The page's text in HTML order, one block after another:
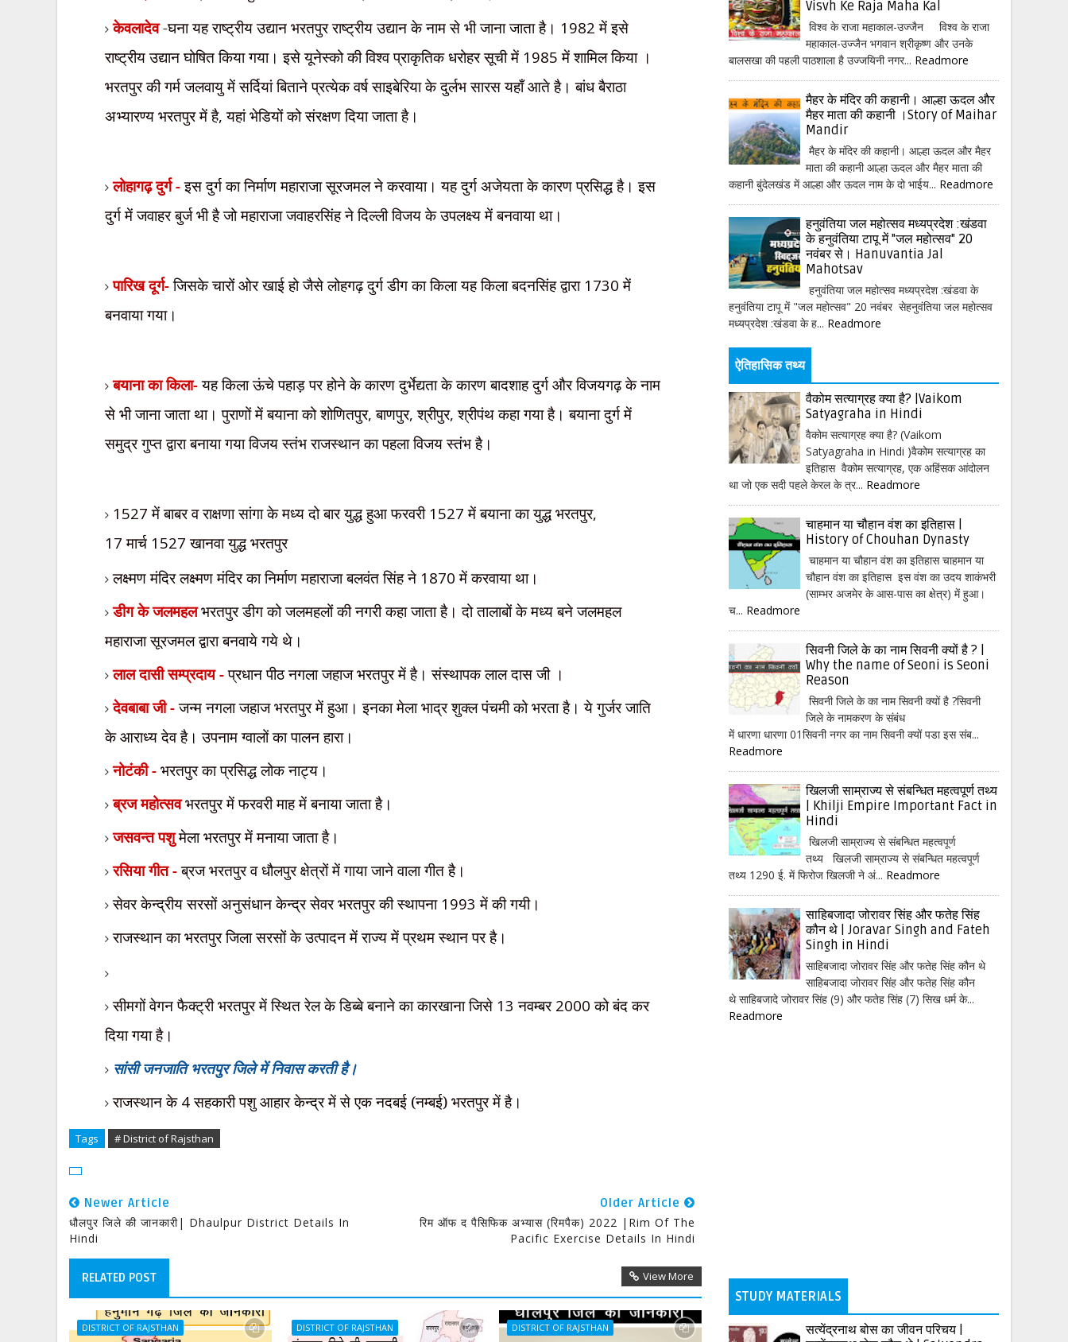
केवलादेव-घना यह राष्ट्रीय उद्यान भरतपुर राष्ट्रीय उद्यान के नाम से भी जाना जाता है। 1982 में इसे
राष्ट्रीय उद्यान घोषित किया गया। इसे यूनेस्को की विश्व प्राकृतिक धरोहर सूची में 1985 में शामिल किया ।
भरतपुर की गर्म जलवायु मेंसर्दियां बिताने प्रत्येक वर्ष साइबेरिया के दुर्लभ सारस यहाँ आते है। बांध बैराठा
अभ्यारण्य भरतपुर में है,यहां भेडियों को संरक्षण दिया जाता है।
लोहागढ़ दुर्ग -इस दुर्ग का निर्माण महाराजा सूरजमल ने करवाया। यह दुर्ग अजेयता के कारण प्रसिद्ध है। इस
दुर्ग में जवाहर बुर्ज भी है जो महाराजा जवाहरसिंह ने दिल्ली विजय के उपलक्ष्य में बनवाया था।
पारिख दूर्ग-जिसके चारों ओर खाई हो जैसे लोहगढ़ दुर्ग डीग का किला यह किला बदनसिंह द्वारा 1730 में
बनवाया गया।
बयाना का किला-यह किला ऊंचे पहाड़ पर होने के कारण दुर्भेद्यता के कारण बादशाह दुर्ग और विजयगढ़ के नाम
से भी जाना जाता था। पुराणों में बयाना को शोणितपुर,बाणपुर,श्रीपुर,श्रीपंथ कहा गया है। बयाना दुर्ग में
समुद्र गुप्त द्वाराबनाया गया विजय स्तंभ राजस्थान का पहला विजय स्तंभ है।
1527 में बाबर व राक्षणा सांगा के मध्य दो बार युद्ध हुआ फरवरी 1527 में बयाना का युद्ध भरतपुर,
17 मार्च 1527खानवा युद्ध भरतपुर
लक्ष्मण मंदिर लक्ष्मण मंदिर का निर्माण महाराजा बलवंत सिंह ने 1870 में करवाया था।
डीग के जलमहलभरतपुर डीग को जलमहलों की नगरी कहा जाता है। दो तालाबों के मध्य बने जलमहल
महाराजासूरजमल द्वारा बनवाये गये थे।
लाल दासी सम्प्रदाय -प्रधान पीठ नगला जहाज भरतपुर में है। संस्थापक लाल दास जी ।
देवबाबा जी -जन्म नगला जहाज भरतपुर में हुआ। इनका मेला भाद्र शुक्ल पंचमी को भरता है। ये गुर्जर जाति
केआराध्य देव है। उपनाम ग्वालों का पालन हारा।
नोटंकी - भरतपुर का प्रसिद्ध लोक नाट्य।
ब्रज महोत्सवभरतपुर में फरवरी माह में बनाया जाता है।
जसवन्त पशुमेला भरतपुर में मनाया जाता है।
रसिया गीत -ब्रज भरतपुर व धौलपुर क्षेत्रों में गाया जाने वाला गीत है।
सेवर केन्द्रीय सरसों अनुसंधान केन्द्र सेवर भरतपुर की स्थापना 1993 में की गयी।
राजस्थान का भरतपुर जिला सरसों के उत्पादन में राज्य में प्रथम स्थान पर है।
सीमगों वेगन फैक्ट्री भरतपुर में स्थित रेल के डिब्बे बनाने का कारखाना जिसे 13 नवम्बर 2000 को बंद कर
दिया गयाहै।
सांसी जनजाति भरतपुर जिले में निवास करती है।
राजस्थान के 4सहकारी पशु आहार केन्द्र में से एक नदबई (नम्बई) भरतपुर में है।
Tags # District of Rajsthan
Newer Article
धौलपुर जिले की जानकारी| Dhaulpur District Details In
Hindi
Older Article
रिम ऑफ द पैसिफिक अभ्यास (रिमपैक) 2022 |Rim Of The
Pacific Exercise Details In Hindi
RELATED POST View More
DISTRICT OF RAJSTHAN DISTRICT OF RAJSTHAN DISTRICT OF RAJSTHAN
Visvh Ke Raja Maha Kal
विश्व के राजा महाकाल-उज्जैन विश्व के राजा
महाकाल-उज्जैन भगवान श्रीकृष्ण और उनके
बालसखा की पहली पाठशाला है उज्जयिनी नगर... Readmore
मैहर के मंदिर की कहानी। आल्हा ऊदल और
मैहर माता की कहानी ।Story of Maihar
Mandir
मैहर के मंदिर की कहानी। आल्हा ऊदल और मैहर
माता की कहानी आल्हा ऊदल और मैहर माता की
कहानी बुंदेलखंड में आल्हा और ऊदल नाम के दो भाईय... Readmore
हनुवंतिया जल महोत्सव मध्यप्रदेश :खंडवा
के हनुवंतिया टापू में "जल महोत्सव" 20
नवंबर से। Hanuvantia Jal
Mahotsav
हनुवंतिया जल महोत्सव मध्यप्रदेश :खंडवा के
हनुवंतिया टापू में "जल महोत्सव" 20 नवंबर सेहनुवंतिया जल महोत्सव
मध्यप्रदेश :खंडवा के ह... Readmore
ऐतिहासिक तथ्य
वैकोम सत्याग्रह क्या है? |Vaikom
Satyagraha in Hindi
वैकोम सत्याग्रह क्या है? (Vaikom
Satyagraha in Hindi )वैकोम सत्याग्रह का
इतिहास वैकोम सत्याग्रह, एक अहिंसक आंदोलन
था जो एक सदी पहले केरल के त्र... Readmore
चाहमान या चौहान वंश का इतिहास |
History of Chouhan Dynasty
चाहमान या चौहान वंश का इतिहास चाहमान या
चौहान वंश का इतिहास इस वंश का उदय शाकंभरी
(साम्भर अजमेर के आस-पास का क्षेत्र) में हुआ।
च... Readmore
सिवनी जिले के का नाम सिवनी क्यों है ? |
Why the name of Seoni is Seoni
Reason
सिवनी जिले के का नाम सिवनी क्यों है ?सिवनी
जिले के नामकरण के संबंध
में धारणा धारणा 01सिवनी नगर का नाम सिवनी क्यों पडा इस संब...
Readmore
खिलजी साम्राज्य से संबन्धित महत्वपूर्ण तथ्य
| Khilji Empire Important Fact in
Hindi
खिलजी साम्राज्य से संबन्धित महत्वपूर्ण
तथ्य खिलजी साम्राज्य से संबन्धित महत्वपूर्ण
तथ्य 1290 ई. में फिरोज खिलजी ने अं... Readmore
साहिबजादा जोरावर सिंह और फतेह सिंह
कौन थे | Joravar Singh and Fateh
Singh in Hindi
साहिबजादा जोरावर सिंह और फतेह सिंह कौन थे
साहिबजादा जोरावर सिंह और फतेह सिंह कौन
थे साहिबजादे जोरावर सिंह (9) और फतेह सिंह (7) सिख धर्म के...
Readmore
STUDY MATERIALS
सत्येंद्रनाथ बोस का जीवन परिचय |